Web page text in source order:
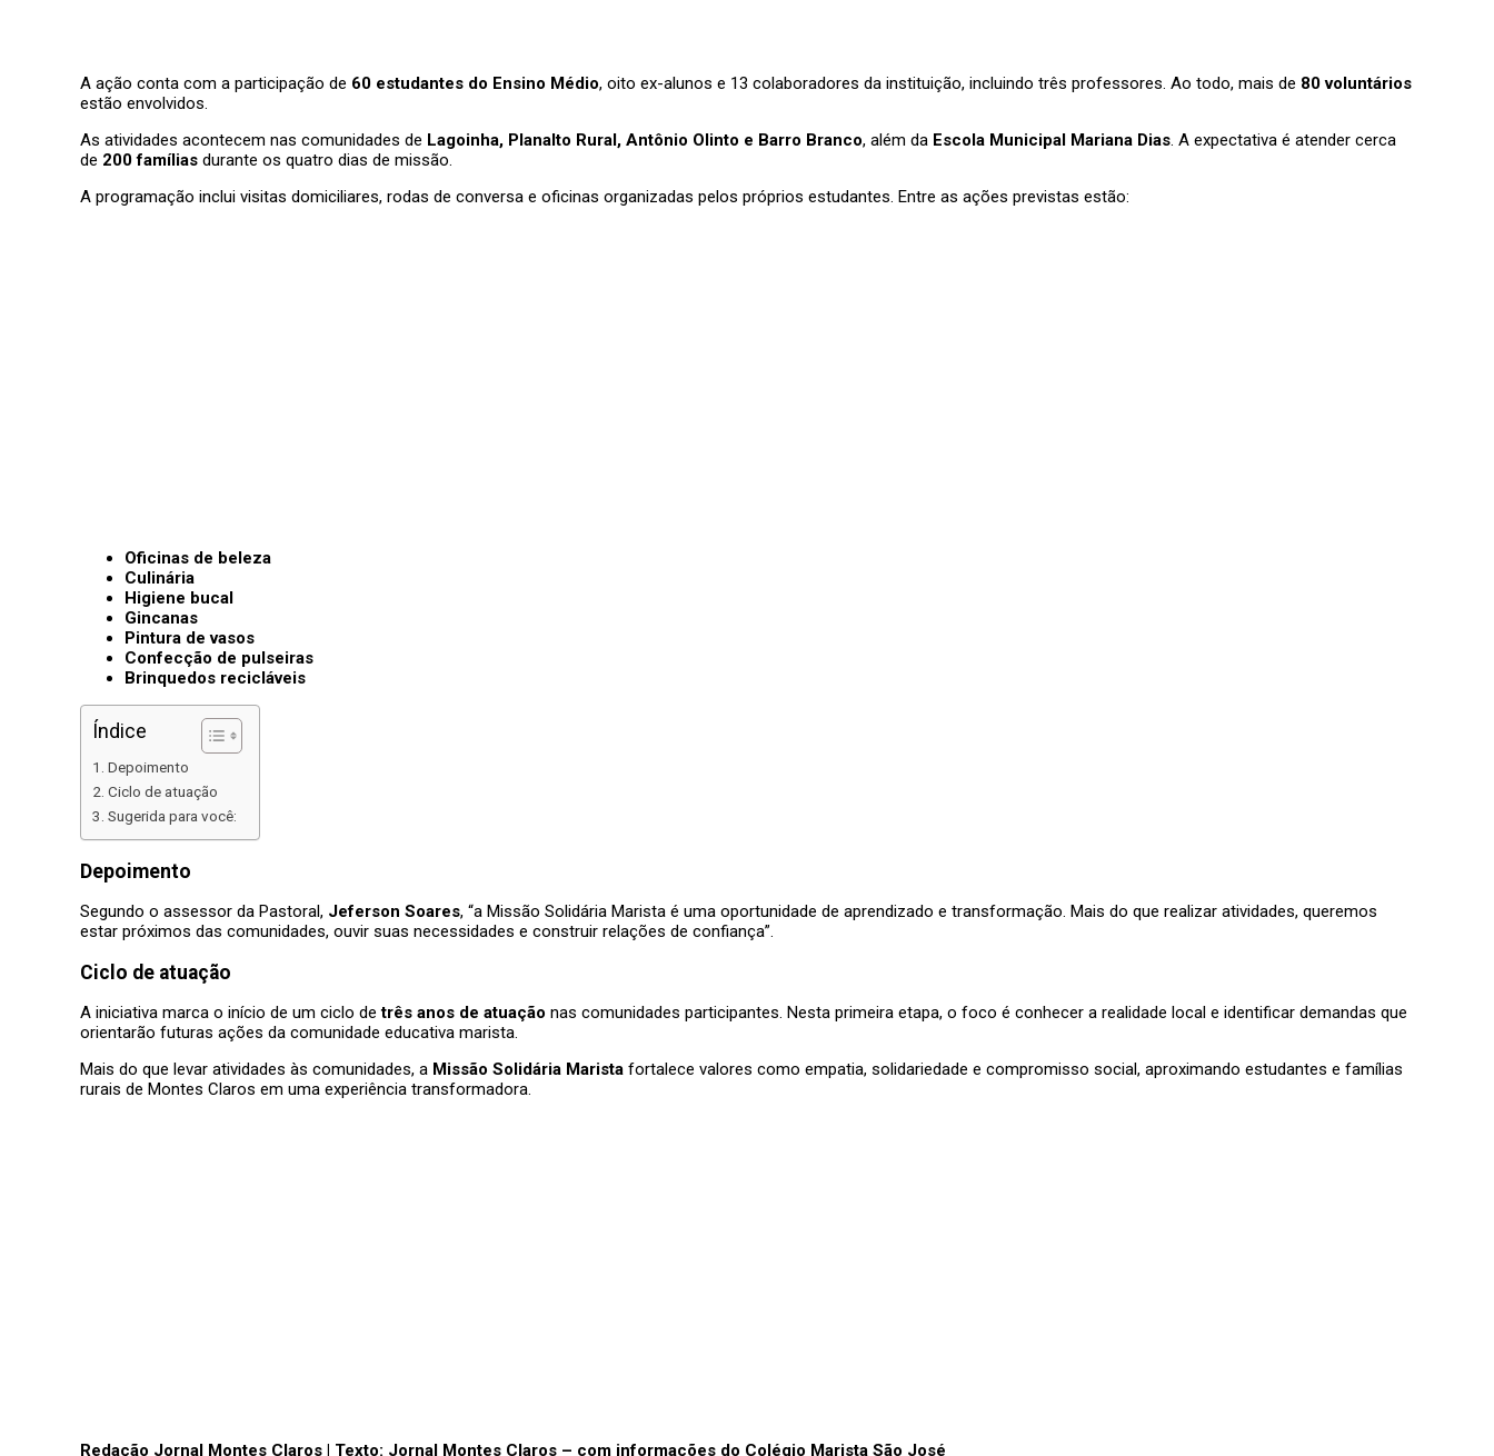
A ação conta com a participação de 60 estudantes do Ensino Médio, oito ex-alunos e 13 colaboradores da instituição, incluindo três professores. Ao todo, mais de 80 voluntários
estão envolvidos.
As atividades acontecem nas comunidades de Lagoinha, Planalto Rural, Antônio Olinto e Barro Branco, além da Escola Municipal Mariana Dias. A expectativa é atender cerca
de 200 famílias durante os quatro dias de missão.
A programação inclui visitas domiciliares, rodas de conversa e oficinas organizadas pelos próprios estudantes. Entre as ações previstas estão:
Oficinas de beleza
Culinária
Higiene bucal
Gincanas
Pintura de vasos
Confecção de pulseiras
Brinquedos recicláveis
Índice
Depoimento
Ciclo de atuação
Sugerida para você:
Depoimento
Segundo o assessor da Pastoral, Jeferson Soares, “a Missão Solidária Marista é uma oportunidade de aprendizado e transformação. Mais do que realizar atividades, queremos
estar próximos das comunidades, ouvir suas necessidades e construir relações de confiança”.
Ciclo de atuação
A iniciativa marca o início de um ciclo detrês anos de atuação nas comunidades participantes. Nesta primeira etapa, o foco é conhecer a realidade local e identificar demandas que
orientarão futuras ações da comunidade educativa marista.
Mais do que levar atividades às comunidades, a Missão Solidária Marista fortalece valores como empatia, solidariedade e compromisso social, aproximando estudantes e famílias
rurais de Montes Claros em uma experiência transformadora.
Redação Jornal Montes Claros | Texto: Jornal Montes Claros – com informações do Colégio Marista São José